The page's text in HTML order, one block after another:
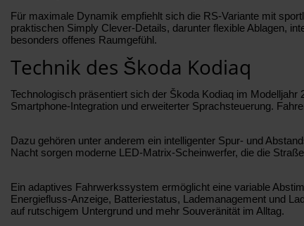
Für maximale Dynamik empfiehlt sich die RS-Variante mit
praktischen Simply Clever-Details, darunter flexible Ablagen,
besonders offenes Raumgefühl.
Technik des Škoda Kodiaq
Technologisch präsentiert sich der Škoda Kodiaq im
Smartphone-Integration und erweiterter Sprachsteuerung.
Dazu gehören unter anderem ein intelligenter Spur- und
Nacht sorgen moderne LED-Matrix-Scheinwerfer, die die
Ein adaptives Fahrwerkssystem ermöglicht eine variable
Energiefluss-Anzeige, Batteriestatus, Lademanagement und
auf rutschigem Untergrund und mehr Souveränität im Alltag.